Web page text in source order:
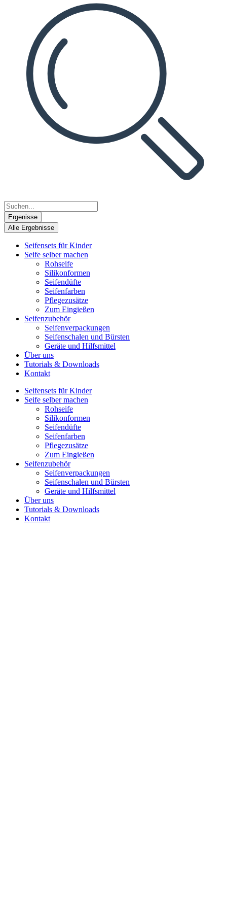
Ergenisse
Alle Ergebnisse
Seifensets für Kinder
Seife selber machen
Rohseife
Silikonformen
Seifendüfte
Seifenfarben
Pflegezusätze
Zum Eingießen
Seifenzubehör
Seifenverpackungen
Seifenschalen und Bürsten
Geräte und Hilfsmittel
Über uns
Tutorials & Downloads
Kontakt
Seifensets für Kinder
Seife selber machen
Rohseife
Silikonformen
Seifendüfte
Seifenfarben
Pflegezusätze
Zum Eingießen
Seifenzubehör
Seifenverpackungen
Seifenschalen und Bürsten
Geräte und Hilfsmittel
Über uns
Tutorials & Downloads
Kontakt